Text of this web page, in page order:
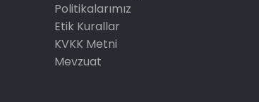
Politikalarımız
Etik Kurallar
KVKK Metni
Mevzuat